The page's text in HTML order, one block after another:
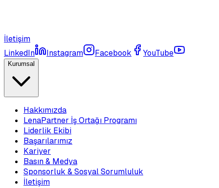
İletişim
LinkedIn
Instagram Facebook YouTube
Kurumsal
Hakkımızda
LenaPartner İş Ortağı Programı
Liderlik Ekibi
Başarılarımız
Kariyer
Basın & Medya
Sponsorluk & Sosyal Sorumluluk
İletişim